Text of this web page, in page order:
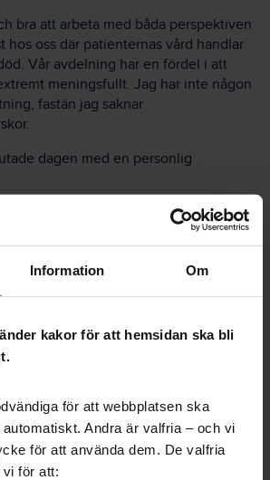
Information Om
kakor för att hemsidan ska bli
för att webbplatsen ska
Andra är valfria – och vi
för att använda dem. De valfria
för att:
bra att arbeta med båda perspektiven
hos oss där patienternas vård handlar
Vår avdelning har en fördel i att
meningsfullt. Jag har inte någon
fastän jag saknar
dagen med en personlig
till personalvetare på 1990-talet
där jag konstaterade att den som kan
Det har tagit tid, men nu har vi
genomföra detta. Det känns bra att
på hur du kan samköra